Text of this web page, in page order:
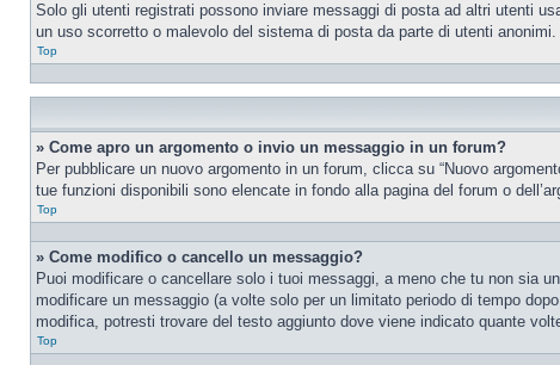
Solo gli utenti registrati possono inviare messaggi di posta ad altri utenti
un uso scorretto o malevolo del sistema di posta da parte di utenti anonimi.
Top
» Come apro un argomento o invio un messaggio in un forum?
Per pubblicare un nuovo argomento in un forum, clicca su “Nuovo
tue funzioni disponibili sono elencate in fondo alla pagina del forum o
Top
» Come modifico o cancello un messaggio?
Puoi modificare o cancellare solo i tuoi messaggi, a meno che tu non sia
modificare un messaggio (a volte solo per un limitato periodo di tempo
modifica, potresti trovare del testo aggiunto dove viene indicato quante
Top